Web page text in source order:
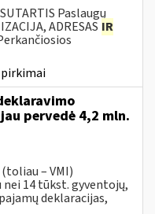
Paslaugų
ADRESAS IR
pervedė 4,2 mln.
– VMI)
14 tūkst. gyventojų,
deklaracijas,